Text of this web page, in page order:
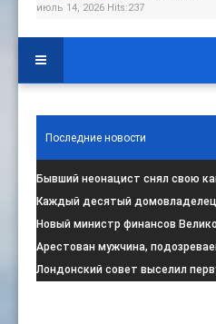
июль 14, 2026 Hits:237
Последние новости
Бывший неонацист снял свою
негативной реакции общест:
Каждый десятый домовладелец
намерен соблюдать запрет на
Новый министр финансов
свой первый бюджет 28 октя:
Арестован мужчина,
Ирана на британской военной:
Лондонский совет выселил